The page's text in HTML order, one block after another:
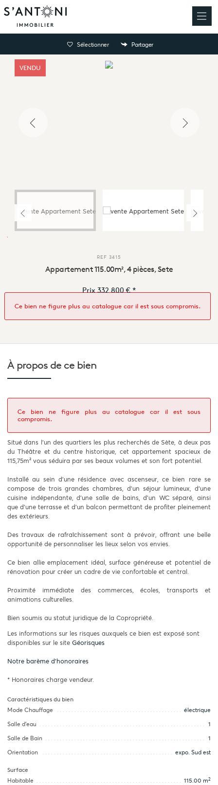
Sélectionner Partager
VENDU
REF 3415
Appartement 115.00m², 4 pièces, Sete
Prix332 800 €*
Ce bien ne figure plus au catalogue car il est sous compromis.
À propos de ce bien
Ce bien ne figure plus au catalogue car il est sous
compromis.
Situé dans l’un des quartiers les plus recherchés de Sète, à deux pas
du Théâtre et du centre historique, cet appartement spacieux de
115,75m² vous séduira par ses beaux volumes et son fort potentiel.
Installé au sein d’une résidence avec ascenseur, ce bien rare se
compose de trois grandes chambres, d’un séjour lumineux, d’une
cuisine indépendante, d’une salle de bains, d’un WC séparé, ainsi
que d’une terrasse et d’un balcon permettant de profiter pleinement
des extérieurs.
Des travaux de rafraîchissement sont à prévoir, offrant une belle
opportunité de personnaliser les lieux selon vos envies.
Ce bien allie emplacement idéal, surface généreuse et potentiel de
rénovation pour créer un cadre de vie confortable et central.
Proximité immédiate des commerces, écoles, transports et
animations culturelles.
Bien soumis au statut juridique de la Copropriété.
Les informations sur les risques auxquels ce bien est exposé sont
disponibles sur le site Géorisques
Notre barème d'honoraires
* Honoraires charge vendeur.
Caractéristiques du bien
Mode Chauffage
électrique
Salle d’eau 1
Salle de Bain 1
Orientation expo. Sud est
Surface
Habitable
115.00 m2